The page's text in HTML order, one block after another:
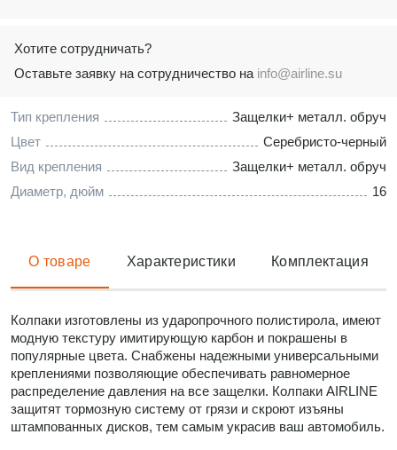
Тип крепления
Защелки+ металл. обруч
Цвет
Серебристо-черный
Вид крепления
Защелки+ металл. обруч
Диаметр, дюйм
16
Хотите сотрудничать?
Оставьте заявку на сотрудничество на info@airline.su
О товаре Характеристики Комплектация
Колпаки изготовлены из ударопрочного полистирола, имеют
модную текстуру имитирующую карбон и покрашены в
популярные цвета. Снабжены надежными универсальными
креплениями позволяющие обеспечивать равномерное
распределение давления на все защелки. Колпаки AIRLINE
защитят тормозную систему от грязи и скроют изъяны
штампованных дисков, тем самым украсив ваш автомобиль.